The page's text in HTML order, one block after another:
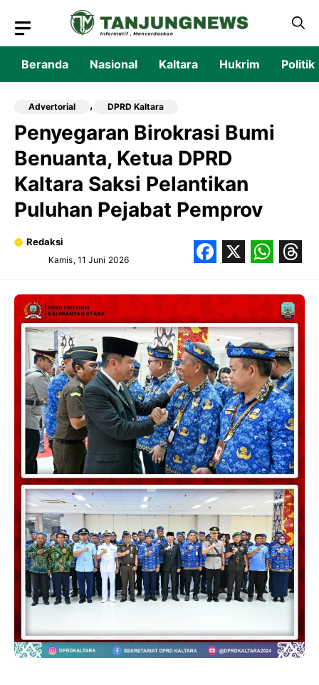
isi
Beranda Nasional Kaltara Hukrim Politik
Advertorial , DPRD Kaltara
Penyegaran Birokrasi Bumi
Benuanta, Ketua DPRD
Kaltara Saksi Pelantikan
Puluhan Pejabat Pemprov
Redaksi
Kamis, 11 Juni 2026